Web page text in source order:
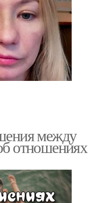
между
отношениях